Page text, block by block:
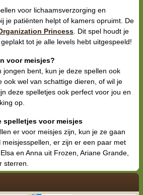
voor lichaamsverzorging en
je patiënten helpt of kamers opruimt. De
Princess. Dit spel houdt je
tot je alle levels hebt uitgespeeld!
voor meisjes?
jongen bent, kun je deze spellen ook
ook wel van schattige dieren, of wil je
deze spelletjes ook perfect voor jou en
op.
spelletjes voor meisjes
er voor meisjes zijn, kun je ze gaan
er zijn er een paar met
en Anna uit Frozen, Ariane Grande,
sterren.